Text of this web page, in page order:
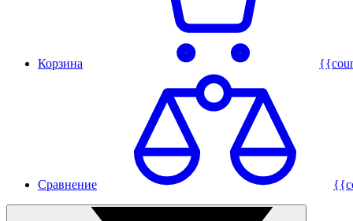
Корзина
Сравнение